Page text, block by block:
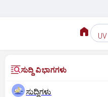
UV
ಸುದ್ದಿ ವಿಭಾಗಗಳು
ಸುದ್ದಿಗಳು